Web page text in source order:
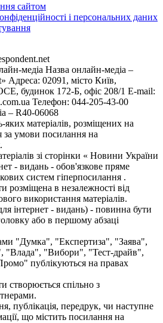
сайтом
і персональних даних
медіа Назва онлайн-медіа –
Адреса: 02091, місто Київ,
будинок 172-Б, офіс 208/1 E-mail:
Телефон: 044-205-43-00
– R40-06068
матеріалів, розміщених на
за умови посилання на
зі сторінки « Новини України
- видань - обов'язкове пряме
систем гіперпосилання .
розміщена в незалежності від
використання матеріалів.
інтернет - видань) - повинна бути
або в першому абзаці
"Думка", "Експертиза", "Заява",
"Влада", "Вибори", "Тест-драйв",
публікуються на правах
створюється спільно з
публікація, передрук, чи наступне
що містить посилання на